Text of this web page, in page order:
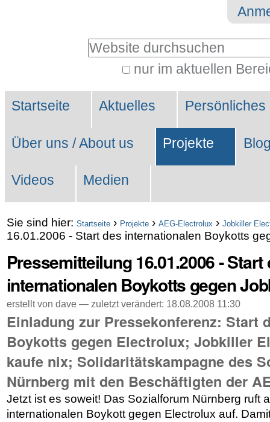
Direkt
zur
Werkzeuge
Website durchsuchen
nur im aktuellen
Suche…
Sektionen
Startseite Aktuelles Persönliches
Über uns / About us Projekte
Videos Medien
Sie sind hier: Startseite › Projekte › AEG-Electrolux › Jobkiller
16.01.2006 - Start des internationalen Boykotts
Pressemitteilung 16.01.2006 - Start
internationalen Boykotts gegen
erstellt von dave — zuletzt verändert: 18.08.2008 11:30
Einladung zur Pressekonferenz: Start
Boykotts gegen Electrolux; Jobkiller
kaufe nix; Solidaritätskampagne des
Nürnberg mit den Beschäftigten der
Jetzt ist es soweit! Das Sozialforum Nürnberg ruft
internationalen Boykott gegen Electrolux auf.